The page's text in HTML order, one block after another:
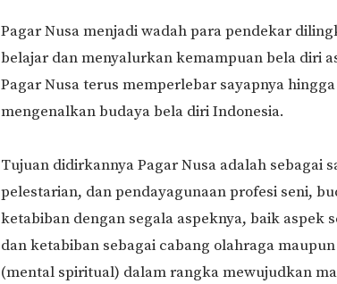
Pagar Nusa menjadi wadah para pendekar
belajar dan menyalurkan kemampuan bela diri
Pagar Nusa terus memperlebar sayapnya
mengenalkan budaya bela diri Indonesia.
Tujuan didirkannya Pagar Nusa adalah sebagai
pelestarian, dan pendayagunaan profesi seni,
ketabiban dengan segala aspeknya, baik aspek
dan ketabiban sebagai cabang olahraga
(mental spiritual) dalam rangka mewujudkan